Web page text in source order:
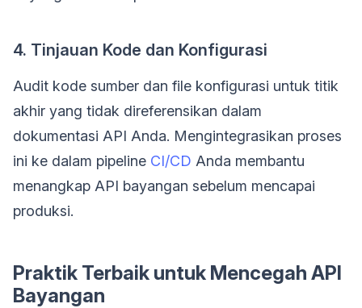
4. Tinjauan Kode dan Konfigurasi
Audit kode sumber dan file konfigurasi untuk titik
akhir yang tidak direferensikan dalam
dokumentasi API Anda. Mengintegrasikan proses
ini ke dalam pipeline CI/CD Anda membantu
menangkap API bayangan sebelum mencapai
produksi.
Praktik Terbaik untuk Mencegah API
Bayangan